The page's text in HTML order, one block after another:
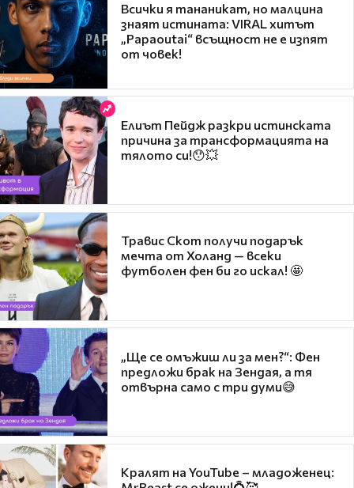
Всички я тананикат, но малцина
знаят истината: VIRAL хитът
„Papaoutai“ всъщност не е изпят
от човек!
Елиът Пейдж разкри истинската
причина за трансформацията на
тялото си!😯💥
Травис Скот получи подарък
мечта от Холанд — всеки
футболен фен би го искал! 🤩
„Ще се омъжиш ли за мен?“: Фен
предложи брак на Зендая, а тя
отвърна само с три думи😅
Кралят на YouTube – младоженец: